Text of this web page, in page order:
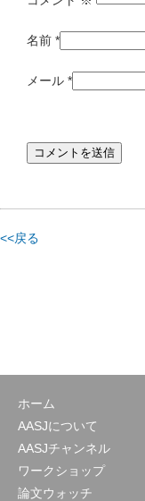
名前 *
メール *
<<戻る
ホーム
AASJについて
AASJチャンネル
ワークショップ
論文ウォッチ